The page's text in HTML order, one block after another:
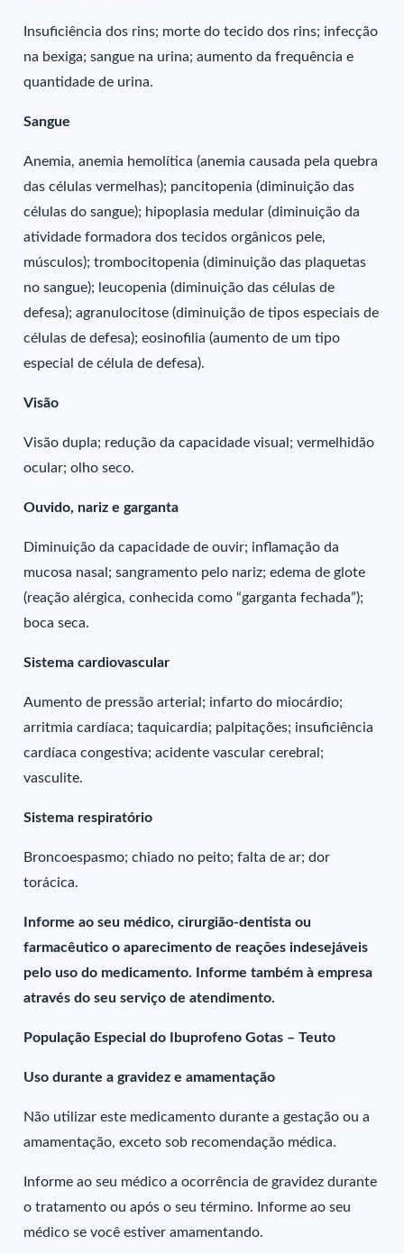
Insuficiência dos rins; morte do tecido dos rins; infecção
na bexiga; sangue na urina; aumento da frequência e
quantidade de urina.
Sangue
Anemia, anemia hemolítica (anemia causada pela quebra
das células vermelhas); pancitopenia (diminuição das
células do sangue); hipoplasia medular (diminuição da
atividade formadora dos tecidos orgânicos pele,
músculos); trombocitopenia (diminuição das plaquetas
no sangue); leucopenia (diminuição das células de
defesa); agranulocitose (diminuição de tipos especiais de
células de defesa); eosinofilia (aumento de um tipo
especial de célula de defesa).
Visão
Visão dupla; redução da capacidade visual; vermelhidão
ocular; olho seco.
Ouvido, nariz e garganta
Diminuição da capacidade de ouvir; inflamação da
mucosa nasal; sangramento pelo nariz; edema de glote
(reação alérgica, conhecida como “garganta fechada”);
boca seca.
Sistema cardiovascular
Aumento de pressão arterial; infarto do miocárdio;
arritmia cardíaca; taquicardia; palpitações; insuficiência
cardíaca congestiva; acidente vascular cerebral;
vasculite.
Sistema respiratório
Broncoespasmo; chiado no peito; falta de ar; dor
torácica.
Informe ao seu médico, cirurgião-dentista ou
farmacêutico o aparecimento de reações indesejáveis
pelo uso do medicamento. Informe também à empresa
através do seu serviço de atendimento.
População Especial do Ibuprofeno Gotas – Teuto
Uso durante a gravidez e amamentação
Não utilizar este medicamento durante a gestação ou a
amamentação, exceto sob recomendação médica.
Informe ao seu médico a ocorrência de gravidez durante
o tratamento ou após o seu término. Informe ao seu
médico se você estiver amamentando.